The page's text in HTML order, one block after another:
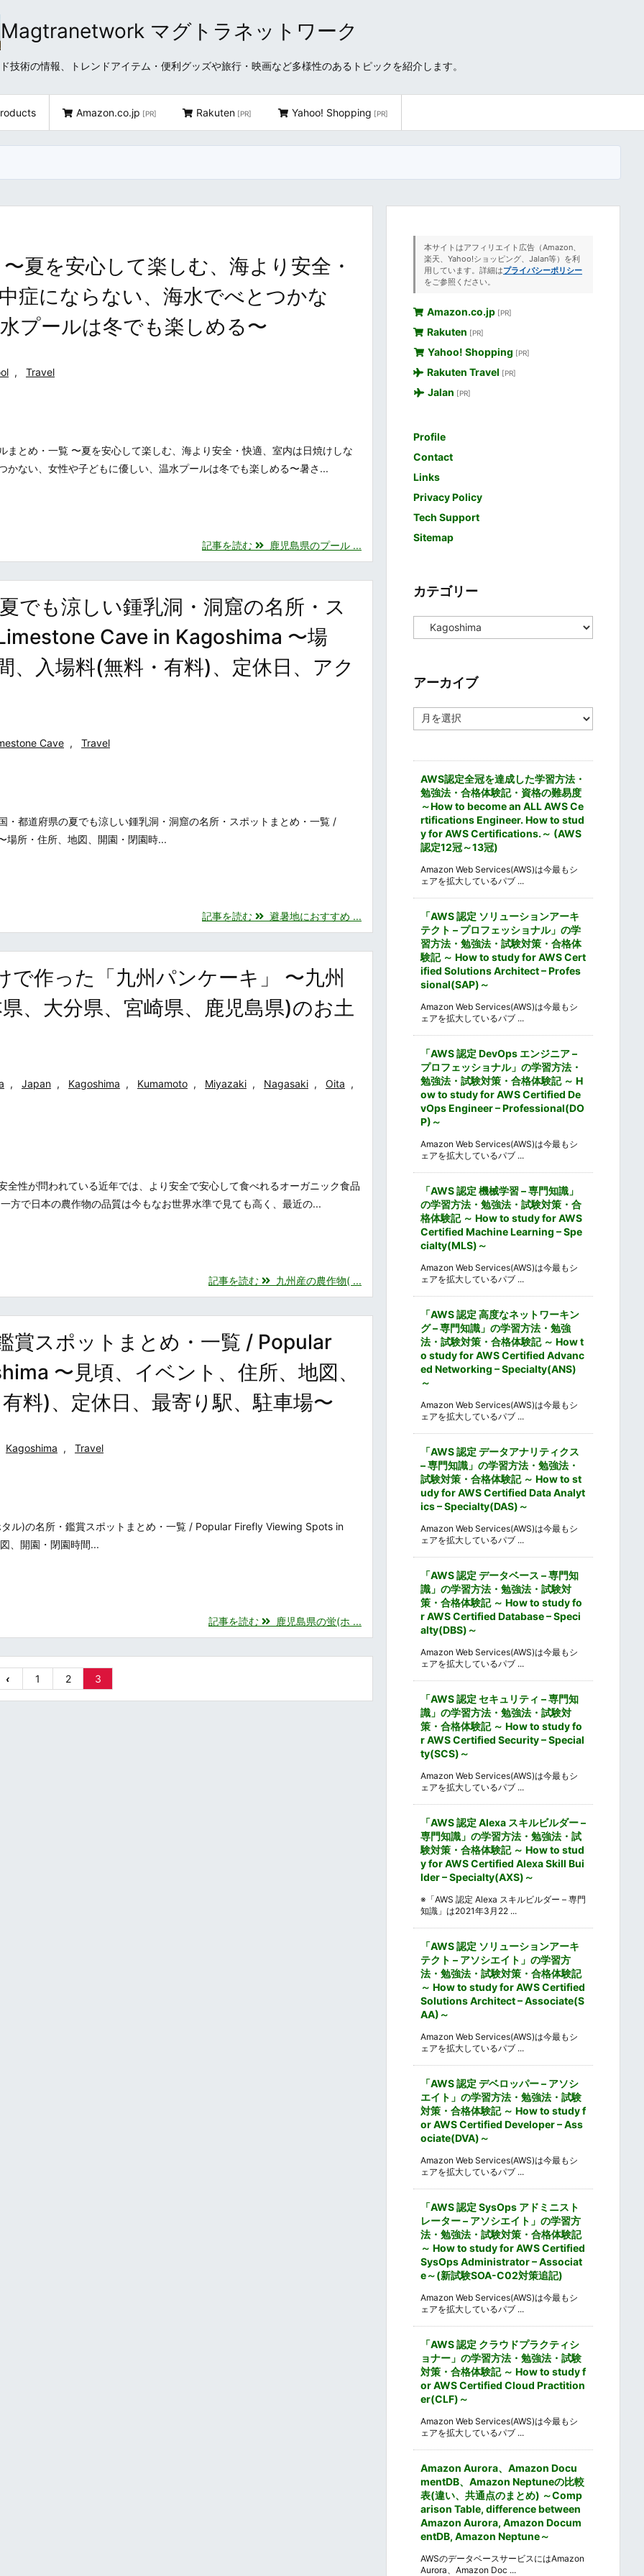
Magtranetwork マグトラネットワーク
技術の情報、トレンドアイテム・便利グッズや旅行・映画など多様性のあるトピックを紹介します。
Amazon.co.jp [PR] Rakuten [PR] Yahoo! Shopping [PR]
夏を安心して楽しむ、海より安全・
症にならない、海水でべとつかな
プールは冬でも楽しめる〜
, Travel
まとめ・一覧 〜夏を安心して楽しむ、海より安全・快適、室内は日焼けしな
かない、女性や子どもに優しい、温水プールは冬でも楽しめる〜暑さ...
記事を読む 鹿児島県のプール ...
でも涼しい鍾乳洞・洞窟の名所・ス
Cave in Kagoshima 〜場
、入場料(無料・有料)、定休日、アク
Cave , Travel
・都道府県の夏でも涼しい鍾乳洞・洞窟の名所・スポットまとめ・一覧 /
所・住所、地図、開園・閉園時...
記事を読む 避暑地におすすめ ...
作った「九州パンケーキ」 〜九州
、大分県、宮崎県、鹿児島県)のお土
, Japan , Kagoshima , Kumamoto , Miyazaki , Nagasaki , Oita ,
全性が問われている近年では、より安全で安心して食べれるオーガニック食品
方で日本の農作物の品質は今もなお世界水準で見ても高く、最近の...
記事を読む 九州産の農作物( ...
賞スポットまとめ・一覧 / Popular
〜見頃、イベント、住所、地図、
料)、定休日、最寄り駅、駐車場〜
Kagoshima , Travel
ル)の名所・鑑賞スポットまとめ・一覧 / Popular Firefly Viewing Spots in
、開園・閉園時間...
記事を読む 鹿児島県の蛍(ホ ...
‹ 1 2 3
本サイトはアフィリエイト広告（Amazon、
楽天、Yahoo!ショッピング、Jalan等）を利
用しています。詳細はプライバシーポリシー
をご参照ください。
Amazon.co.jp [PR]
Rakuten [PR]
Yahoo! Shopping [PR]
Rakuten Travel [PR]
Jalan [PR]
Profile
Contact
Links
Privacy Policy
Tech Support
Sitemap
カテゴリー
テ
ー
アーカイブ
ー
AWS認定全冠を達成した学習方法・
勉強法・合格体験記・資格の難易度
～How to become an ALL AWS Ce
rtifications Engineer. How to stud
y for AWS Certifications.～ (AWS
認定12冠～13冠)
Amazon Web Services(AWS)は今最もシ
ェアを拡大しているパブ ...
「AWS 認定 ソリューションアーキ
テクト – プロフェッショナル」の学
習方法・勉強法・試験対策・合格体
験記 ～ How to study for AWS Cert
ified Solutions Architect – Profes
sional(SAP)～
Amazon Web Services(AWS)は今最もシ
ェアを拡大しているパブ ...
「AWS 認定 DevOps エンジニア –
プロフェッショナル」の学習方法・
勉強法・試験対策・合格体験記 ～ H
ow to study for AWS Certified De
vOps Engineer – Professional(DO
P)～
Amazon Web Services(AWS)は今最もシ
ェアを拡大しているパブ ...
「AWS 認定 機械学習 – 専門知識」
の学習方法・勉強法・試験対策・合
格体験記 ～ How to study for AWS
Certified Machine Learning – Spe
cialty(MLS)～
Amazon Web Services(AWS)は今最もシ
ェアを拡大しているパブ ...
「AWS 認定 高度なネットワーキン
グ – 専門知識」の学習方法・勉強
法・試験対策・合格体験記 ～ How t
o study for AWS Certified Advanc
ed Networking – Specialty(ANS)
～
Amazon Web Services(AWS)は今最もシ
ェアを拡大しているパブ ...
「AWS 認定 データアナリティクス
– 専門知識」の学習方法・勉強法・
試験対策・合格体験記 ～ How to st
udy for AWS Certified Data Analyt
ics – Specialty(DAS)～
Amazon Web Services(AWS)は今最もシ
ェアを拡大しているパブ ...
「AWS 認定 データベース – 専門知
識」の学習方法・勉強法・試験対
策・合格体験記 ～ How to study fo
r AWS Certified Database – Speci
alty(DBS)～
Amazon Web Services(AWS)は今最もシ
ェアを拡大しているパブ ...
「AWS 認定 セキュリティ – 専門知
識」の学習方法・勉強法・試験対
策・合格体験記 ～ How to study fo
r AWS Certified Security – Special
ty(SCS)～
Amazon Web Services(AWS)は今最もシ
ェアを拡大しているパブ ...
「AWS 認定 Alexa スキルビルダー –
専門知識」の学習方法・勉強法・試
験対策・合格体験記 ～ How to stud
y for AWS Certified Alexa Skill Bui
lder – Specialty(AXS)～
※「AWS 認定 Alexa スキルビルダー – 専門
知識」は2021年3月22 ...
「AWS 認定 ソリューションアーキ
テクト – アソシエイト」の学習方
法・勉強法・試験対策・合格体験記
～ How to study for AWS Certified
Solutions Architect – Associate(S
AA)～
Amazon Web Services(AWS)は今最もシ
ェアを拡大しているパブ ...
「AWS 認定 デベロッパー – アソシ
エイト」の学習方法・勉強法・試験
対策・合格体験記 ～ How to study f
or AWS Certified Developer – Ass
ociate(DVA)～
Amazon Web Services(AWS)は今最もシ
ェアを拡大しているパブ ...
「AWS 認定 SysOps アドミニスト
レーター – アソシエイト」の学習方
法・勉強法・試験対策・合格体験記
～ How to study for AWS Certified
SysOps Administrator – Associat
e～(新試験SOA-C02対策追記)
Amazon Web Services(AWS)は今最もシ
ェアを拡大しているパブ ...
「AWS 認定 クラウドプラクティシ
ョナー」の学習方法・勉強法・試験
対策・合格体験記 ～ How to study f
or AWS Certified Cloud Practition
er(CLF)～
Amazon Web Services(AWS)は今最もシ
ェアを拡大しているパブ ...
Amazon Aurora、Amazon Docu
mentDB、Amazon Neptuneの比較
表(違い、共通点のまとめ) ～Comp
arison Table, difference between
Amazon Aurora, Amazon Docum
entDB, Amazon Neptune～
AWSのデータベースサービスにはAmazon
Aurora、Amazon Doc ...